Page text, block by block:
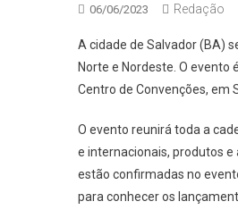
06/06/2023 Redação
A cidade de Salvador (BA)
Norte e Nordeste. O
Centro de Convenções, em
O evento reunirá toda a
e internacionais, produtos
estão confirmadas no
para conhecer os